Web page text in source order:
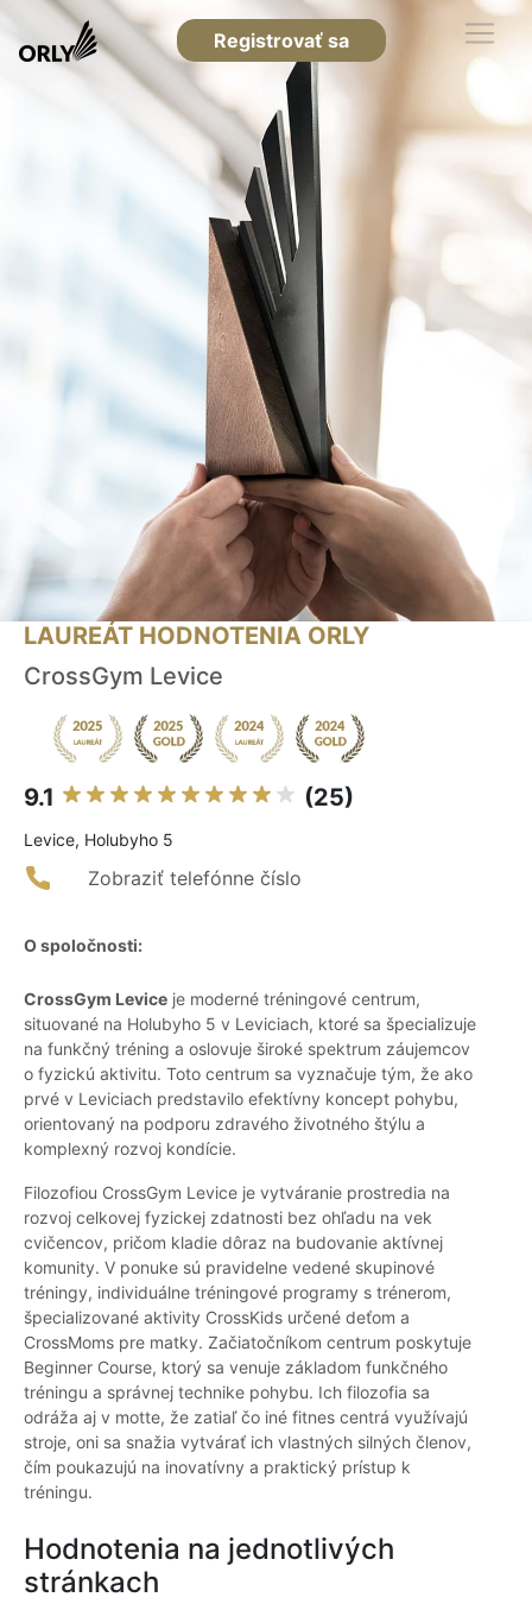
Registrovať sa
LAUREÁT HODNOTENIA ORLY
CrossGym Levice
9.1 (25)
Levice, Holubyho 5
Zobraziť telefónne číslo
O spoločnosti:
CrossGym Levice je moderné tréningové centrum,
situované na Holubyho 5 v Leviciach, ktoré sa špecializuje
na funkčný tréning a oslovuje široké spektrum záujemcov
o fyzickú aktivitu. Toto centrum sa vyznačuje tým, že ako
prvé v Leviciach predstavilo efektívny koncept pohybu,
orientovaný na podporu zdravého životného štýlu a
komplexný rozvoj kondície.
Filozofiou CrossGym Levice je vytváranie prostredia na
rozvoj celkovej fyzickej zdatnosti bez ohľadu na vek
cvičencov, pričom kladie dôraz na budovanie aktívnej
komunity. V ponuke sú pravidelne vedené skupinové
tréningy, individuálne tréningové programy s trénerom,
špecializované aktivity CrossKids určené deťom a
CrossMoms pre matky. Začiatočníkom centrum poskytuje
Beginner Course, ktorý sa venuje základom funkčného
tréningu a správnej technike pohybu. Ich filozofia sa
odráža aj v motte, že zatiaľ čo iné fitnes centrá využívajú
stroje, oni sa snažia vytvárať ich vlastných silných členov,
čím poukazujú na inovatívny a praktický prístup k
tréningu.
Hodnotenia na jednotlivých
stránkach